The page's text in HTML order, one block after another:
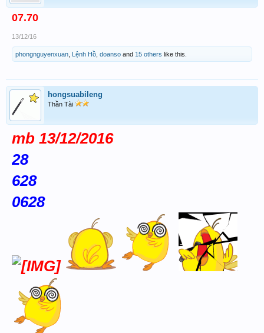
07.70
13/12/16
phongnguyenxuan Lệnh Hồ doanso and 15 others like this.
hongsuabileng
Thần Tài
mb 13/12/2016
28
628
0628